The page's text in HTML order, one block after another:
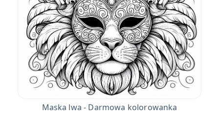
Maska lwa - Darmowa kolorowanka